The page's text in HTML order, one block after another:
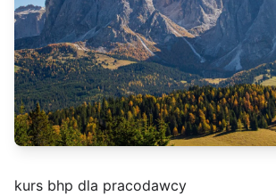
kurs bhp dla pracodawcy